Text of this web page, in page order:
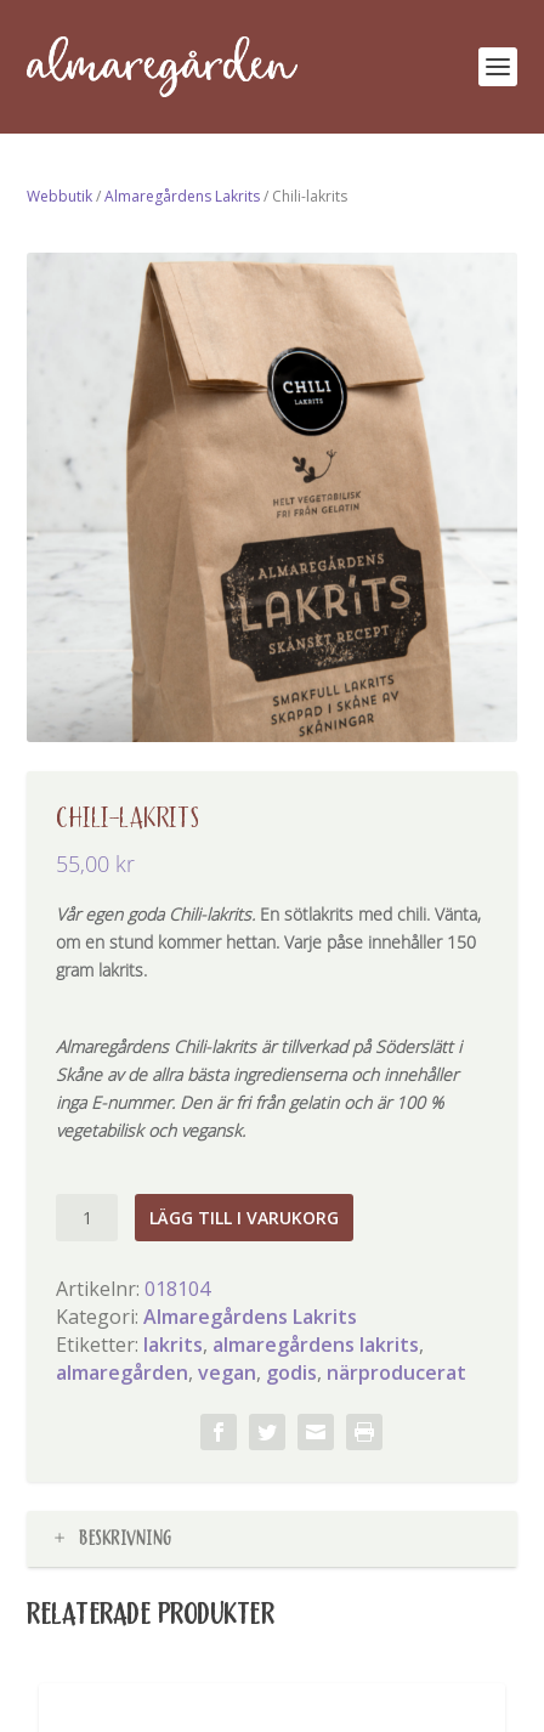
Webbutik/Almaregårdens Lakrits/ Chili-lakrits
CHILI-LAKRITS
55,00 kr
Vår egen goda Chili-lakrits. En sötlakrits med chili. Vänta,
om en stund kommer hettan. Varje påse innehåller 150
gram lakrits.
Almaregårdens Chili-lakrits är tillverkad på Söderslätt i
Skåne av de allra bästa ingredienserna och innehåller
inga E-nummer. Den är fri från gelatin och är 100 %
vegetabilisk och vegansk.
Chili-
LÄGG TILL I VARUKORG
Artikelnr:018104
Kategori:Almaregårdens Lakrits
Etiketter: lakrits, almaregårdens lakrits,
almaregården,vegan, godis, närproducerat
BESKRIVNING
RELATERADE PRODUKTER